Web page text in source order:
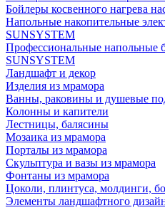
Бойлеры косвенного нагрева
Напольные накопительные
SUNSYSTEM
Профессиональные напольные
SUNSYSTEM
Ландшафт и декор
Изделия из мрамора
Ванны, раковины и душевые
Колонны и капители
Лестницы, балясины
Мозаика из мрамора
Порталы из мрамора
Скульптура и вазы из мрамора
Фонтаны из мрамора
Цоколи, плинтуса, молдинги,
Элементы ландшафтного